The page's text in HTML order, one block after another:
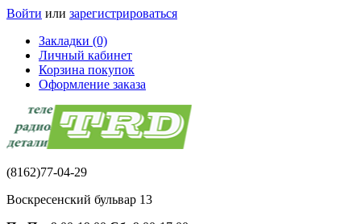
Войти или зарегистрироваться
Закладки (0)
Личный кабинет
Корзина покупок
Оформление заказа
(8162)77-04-29
Воскресенский бульвар 13